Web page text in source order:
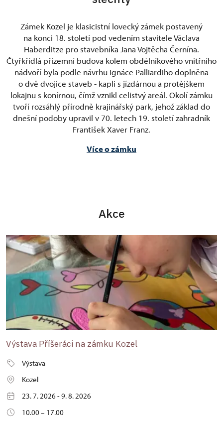
Zámek Kozel je klasicistní lovecký zámek postavený
na konci 18. století pod vedením stavitele Václava
Haberditze pro stavebníka Jana Vojtěcha Černína.
Čtyřkřídlá přízemní budova kolem obdélníkového vnitřního
nádvoří byla podle návrhu Ignáce Palliardiho doplněna
o dvě dvojice staveb - kapli s jízdárnou a protějškem
lokajnu s konírnou, čímž vznikl celistvý areál. Okolí zámku
tvoří rozsáhlý přírodně krajinářský park, jehož základ do
dnešní podoby upravil v 70. letech 19. století zahradník
František Xaver Franz.
Více o zámku
Akce
Výstava Příšeráci na zámku Kozel
Výstava
Kozel
23. 7. 2026 - 9. 8. 2026
10.00 – 17.00